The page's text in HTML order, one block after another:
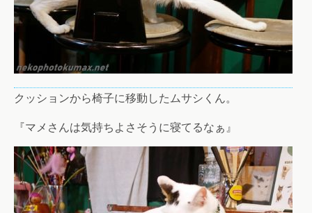
クッションから椅子に移動したムサシくん。
『マメさんは気持ちよさそうに寝てるなぁ』